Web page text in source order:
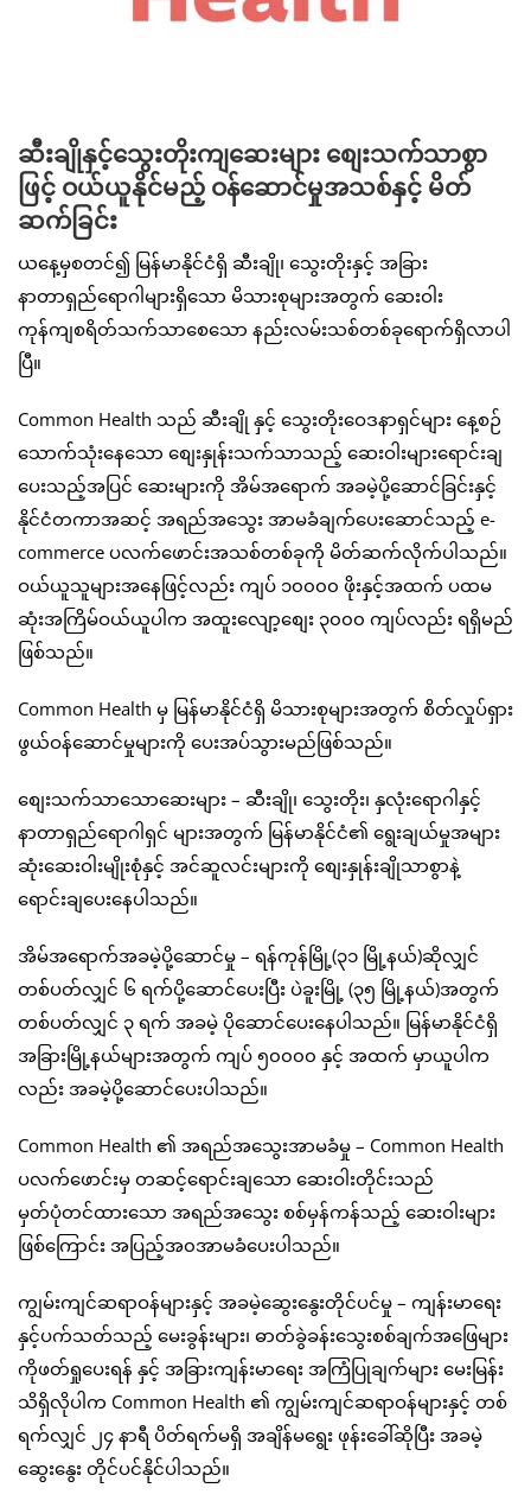
ဆီးချိုနှင့်သွေးတိုးကျဆေးများ စျေးသက်သာစွာ
ဖြင့် ဝယ်ယူနိုင်မည့် ဝန်ဆောင်မှုအသစ်နှင့် မိတ်
ဆက်ခြင်း
ယနေ့မှစတင်၍ မြန်မာနိုင်ငံရှိ ဆီးချို၊ သွေးတိုးနှင့် အခြား
နာတာရှည်ရောဂါများရှိသော မိသားစုများအတွက် ဆေးဝါး
ကုန်ကျစရိတ်သက်သာစေသော နည်းလမ်းသစ်တစ်ခုရောက်ရှိလာပါ
ပြီ။
Common Health သည် ဆီးချို နှင့် သွေးတိုးဝေဒနာရှင်များ နေ့စဉ်
သောက်သုံးနေသော စျေးနှုန်းသက်သာသည့် ဆေးဝါးများရောင်းချ
ပေးသည့်အပြင် ဆေးများကို အိမ်အရောက် အခမဲ့ပို့ဆောင်ခြင်းနှင့်
နိုင်ငံတကာအဆင့် အရည်အသွေး အာမခံချက်ပေးဆောင်သည့် e-
commerce ပလက်ဖောင်းအသစ်တစ်ခုကို မိတ်ဆက်လိုက်ပါသည်။
ဝယ်ယူသူများအနေဖြင့်လည်း ကျပ် ၁၀၀၀၀ ဖိုးနှင့်အထက် ပထမ
ဆုံးအကြိမ်ဝယ်ယူပါက အထူးလျော့စျေး ၃၀၀၀ ကျပ်လည်း ရရှိမည်
ဖြစ်သည်။
Common Health မှ မြန်မာနိုင်ငံရှိ မိသားစုများအတွက် စိတ်လှုပ်ရှား
ဖွယ်ဝန်ဆောင်မှုများကို ပေးအပ်သွားမည်ဖြစ်သည်။
စျေးသက်သာသောဆေးများ – ဆီးချို၊ သွေးတိုး၊ နှလုံးရောဂါနှင့်
နာတာရှည်ရောဂါရှင် များအတွက် မြန်မာနိုင်ငံ၏ ရွေးချယ်မှုအများ
ဆုံးဆေးဝါးမျိုးစုံနှင့် အင်ဆူလင်းများကို စျေးနှုန်းချိုသာစွာနဲ့
ရောင်းချပေးနေပါသည်။
အိမ်အရောက်အခမဲ့ပို့ဆောင်မှု – ရန်ကုန်မြို့(၃၁ မြို့နယ်)ဆိုလျှင်
တစ်ပတ်လျှင် ၆ ရက်ပို့ဆောင်ပေးပြီး ပဲခူးမြို့ (၃၅ မြို့နယ်)အတွက်
တစ်ပတ်လျှင် ၃ ရက် အခမဲ့ ပိုဆောင်ပေးနေပါသည်။ မြန်မာနိုင်ငံရှိ
အခြားမြို့နယ်များအတွက် ကျပ် ၅၀၀၀၀ နှင့် အထက် မှာယူပါက
လည်း အခမဲ့ပို့ဆောင်ပေးပါသည်။
Common Health ၏ အရည်အသွေးအာမခံမှု – Common Health
ပလက်ဖောင်းမှ တဆင့်ရောင်းချသော ဆေးဝါးတိုင်းသည်
မှတ်ပုံတင်ထားသော အရည်အသွေး စစ်မှန်ကန်သည့် ဆေးဝါးများ
ဖြစ်ကြောင်း အပြည့်အ၀အာမခံပေးပါသည်။
ကျွမ်းကျင်ဆရာဝန်များနှင့် အခမဲ့ဆွေးနွေးတိုင်ပင်မှု – ကျန်းမာရေး
နှင့်ပက်သတ်သည့် မေးခွန်းများ၊ ဓာတ်ခွဲခန်းသွေးစစ်ချက်အဖြေများ
ကိုဖတ်ရှုပေးရန် နှင့် အခြားကျန်းမာရေး အကြံပြုချက်များ မေးမြန်း
သိရှိလိုပါက Common Health ၏ ကျွမ်းကျင်ဆရာဝန်များနှင့် တစ်
ရက်လျှင် ၂၄ နာရီ ပိတ်ရက်မရှိ အချိန်မရွေး ဖုန်းခေါ်ဆိုပြီး အခမဲ့
ဆွေးနွေး တိုင်ပင်နိုင်ပါသည်။